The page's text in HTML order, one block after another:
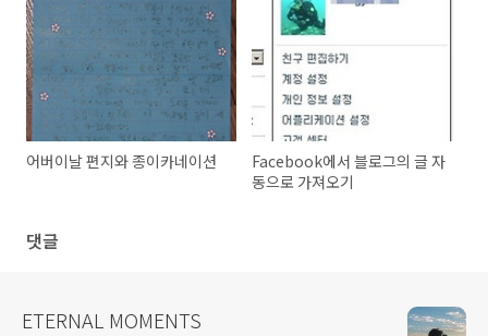
어버이날 편지와 종이카네이션
Facebook에서 블로그의 글 자
동으로 가져오기
댓글
ETERNAL MOMENTS